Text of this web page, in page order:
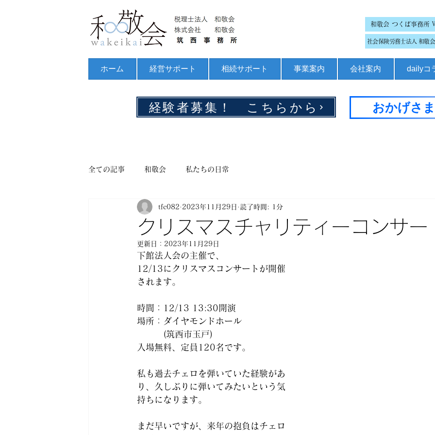
和敬会 つくば事務所
社会保険労務士法人 和敬
ホーム 経営サポート 相続サポート 事業案内 会社案内 dailyコ
経験者募集！ こちらから おかげさ
全ての記事 和敬会 私たちの日常
クリスマスチャリティーコンサー
tfc082 2023年11月29日 読了時間: 1分
更新日： 2023年11月29日
下館法人会の主催で、
12/13にクリスマスコンサートが開催
されます。
時間：12/13 13:30開演
場所：ダイヤモンドホール
(筑西市玉戸)
入場無料、定員120名です。
私も過去チェロを弾いていた経験があ
り、久しぶりに弾いてみたいという気
持ちになります。
まだ早いですが、来年の抱負はチェロ